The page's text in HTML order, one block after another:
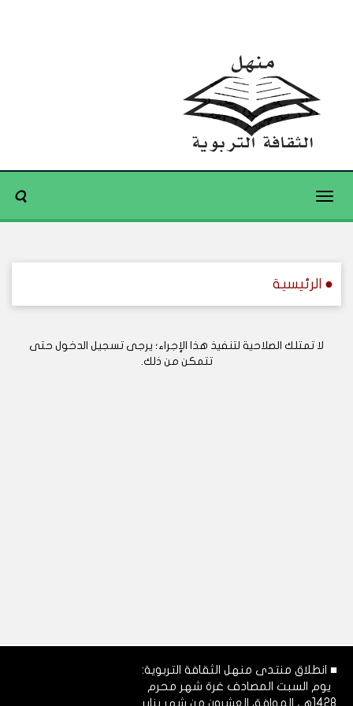
Toggle
● الرئيسية
لا تمتلك الصلاحية لتنفيذ هذا الإجراء؛ يرجى تسجيل الدخول حتى
تتمكن من ذلك.
■ انطلاق منتدى منهل الثقافة التربوية:
يوم السبت المصادف غرة شهر محرم
1428هـ، الموافق العشرون من شهر يناير